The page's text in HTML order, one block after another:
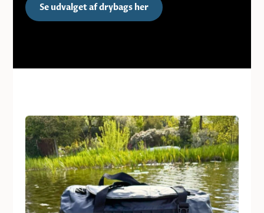
Se udvalget af drybags her